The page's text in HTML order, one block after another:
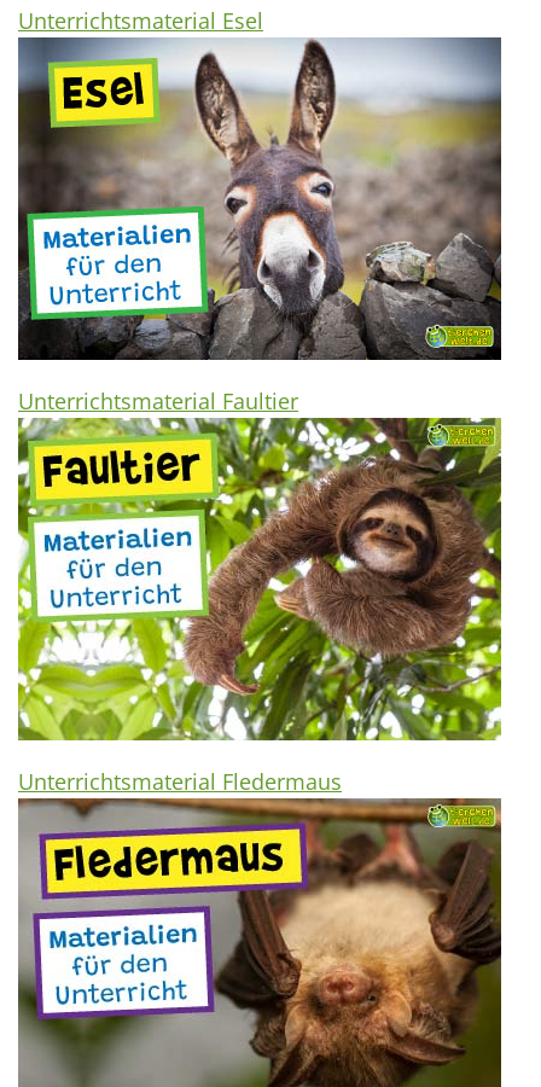
Unterrichtsmaterial Esel
Unterrichtsmaterial Faultier
Unterrichtsmaterial Fledermaus